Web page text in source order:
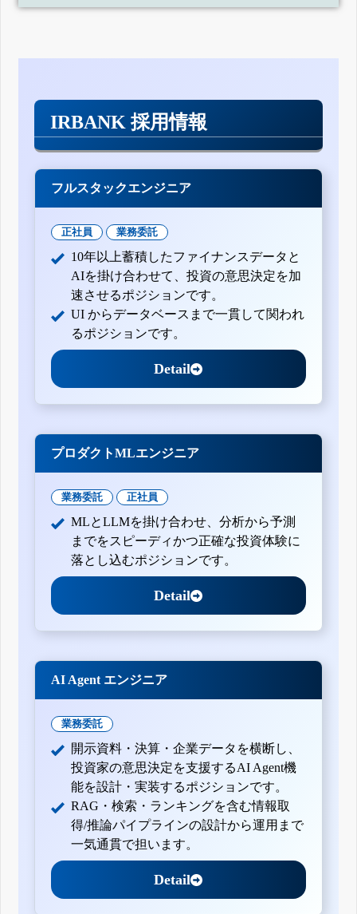
IRBANK 採用情報
フルスタックエンジニア
正社員 業務委託
10年以上蓄積したファイナンスデータと
AIを掛け合わせて、投資の意思決定を加
速させるポジションです。
UI からデータベースまで一貫して関われ
るポジションです。
Detail
プロダクトMLエンジニア
業務委託 正社員
MLとLLMを掛け合わせ、分析から予測
までをスピーディかつ正確な投資体験に
落とし込むポジションです。
Detail
AI Agent エンジニア
業務委託
開示資料・決算・企業データを横断し、
投資家の意思決定を支援するAI Agent機
能を設計・実装するポジションです。
RAG・検索・ランキングを含む情報取
得/推論パイプラインの設計から運用まで
一気通貫で担います。
Detail